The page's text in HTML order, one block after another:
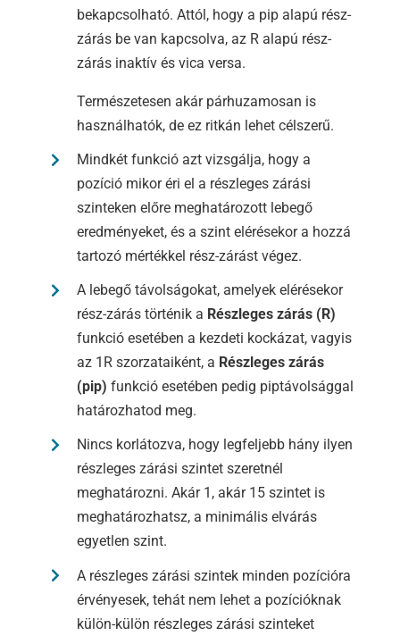
bekapcsolható. Attól, hogy a pip alapú rész-
zárás be van kapcsolva, az R alapú rész-
zárás inaktív és vica versa.
Természetesen akár párhuzamosan is
használhatók, de ez ritkán lehet célszerű.
Mindkét funkció azt vizsgálja, hogy a
pozíció mikor éri el a részleges zárási
szinteken előre meghatározott lebegő
eredményeket, és a szint elérésekor a hozzá
tartozó mértékkel rész-zárást végez.
A lebegő távolságokat, amelyek elérésekor
rész-zárás történik a Részleges zárás (R)
funkció esetében a kezdeti kockázat, vagyis
az 1R szorzataiként, a Részleges zárás
(pip) funkció esetében pedig piptávolsággal
határozhatod meg.
Nincs korlátozva, hogy legfeljebb hány ilyen
részleges zárási szintet szeretnél
meghatározni. Akár 1, akár 15 szintet is
meghatározhatsz, a minimális elvárás
egyetlen szint.
A részleges zárási szintek minden pozícióra
érvényesek, tehát nem lehet a pozícióknak
külön-külön részleges zárási szinteket